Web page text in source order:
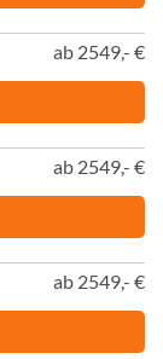
ab 2549,- €
ab 2549,- €
ab 2549,- €